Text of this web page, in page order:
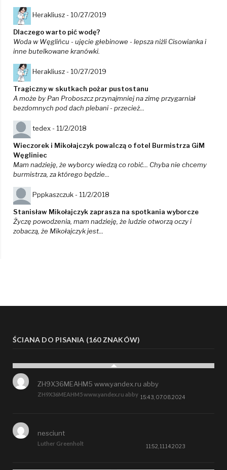
Herakliusz - 10/27/2019
Dlaczego warto pić wodę?
Woda w Węglińcu - ujęcie głebinowe - lepsza niżli Cisowianka i
inne butelkowane kranówki.
Herakliusz - 10/27/2019
Tragiczny w skutkach pożar pustostanu
A może by Pan Proboszcz przynajmniej na zimę przygarniał
bezdomnych pod dach plebani - przecież...
tedex - 11/2/2018
Wieczorek i Mikołajczyk powalczą o fotel Burmistrza GiM
Węgliniec
Mam nadzieję, że wyborcy wiedzą co robić... Chyba nie chcemy
burmistrza, za którego będzie...
Pppkaszczuk - 11/2/2018
Stanisław Mikołajczyk zaprasza na spotkania wyborcze
Życzę powodzenia, mam nadzieję, że ludzie otworzą oczy i
zobaczą, że Mikołajczyk jest...
ŚCIANA DO PISANIA (160 ZNAKÓW)
ZH9X36MEAHM5 www.yandex.ru abby
ZH9X36MEAHM5 www.yandex.ru abby
15:43, 07.08.2024
Luther Greenholt
nesciunt
11:52, 11.14.2023